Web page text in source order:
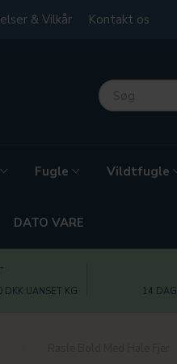
& Vilkår Kontakt os
Fugle Vildtfugle
DATO VARE
UANSET KG 14